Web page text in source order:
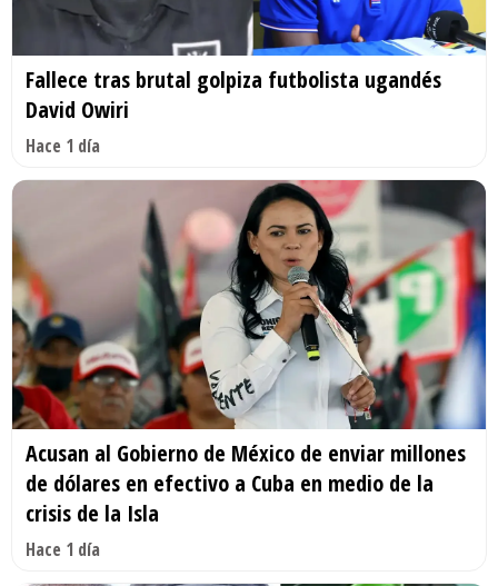
Fallece tras brutal golpiza futbolista ugandés
David Owiri
Hace 1 día
Acusan al Gobierno de México de enviar millones
de dólares en efectivo a Cuba en medio de la
crisis de la Isla
Hace 1 día